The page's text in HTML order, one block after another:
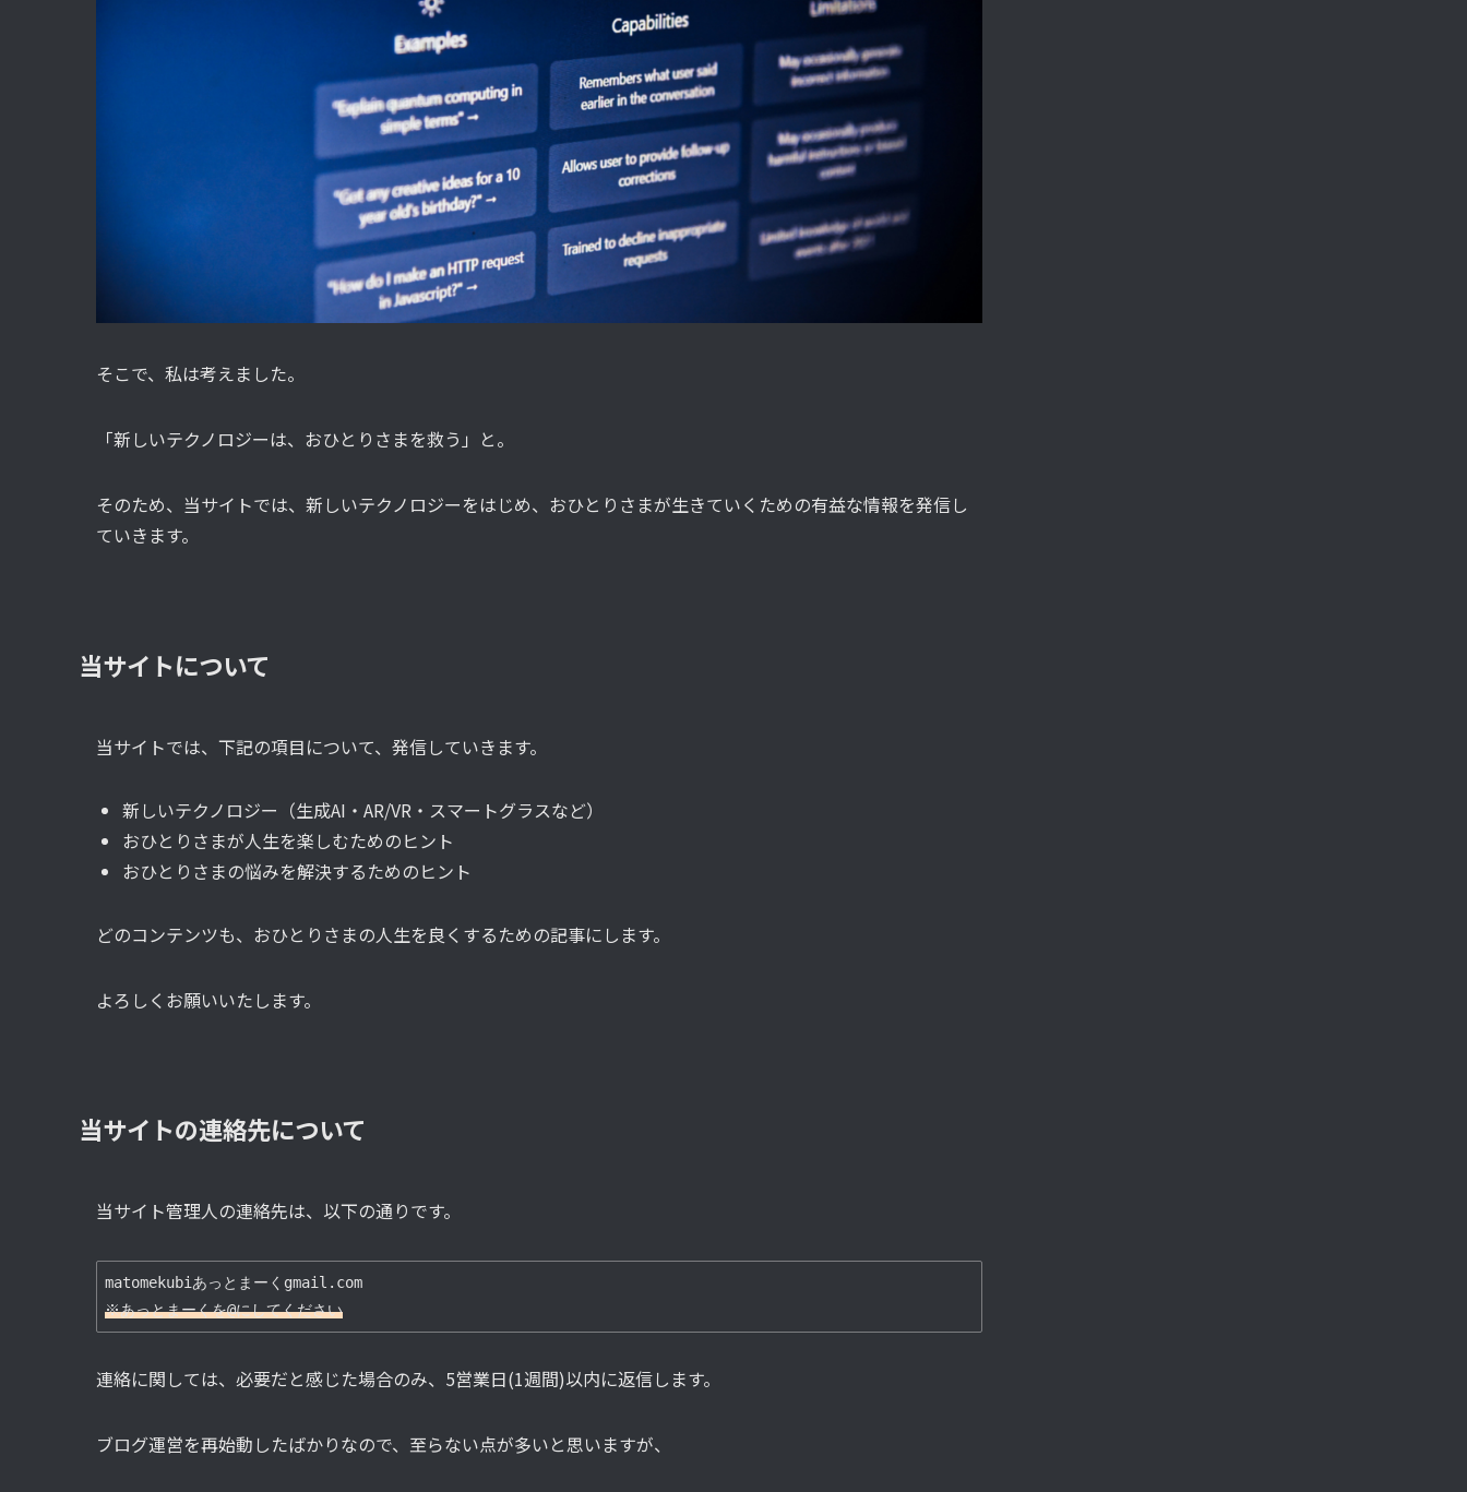
そこで、私は考えました。
「新しいテクノロジーは、おひとりさまを救う」と。
そのため、当サイトでは、新しいテクノロジーをはじめ、おひとりさまが生きていくための有益な情報を発信し
ていきます。
当サイトについて
当サイトでは、下記の項目について、発信していきます。
新しいテクノロジー（生成AI・AR/VR・スマートグラスなど）
おひとりさまが人生を楽しむためのヒント
おひとりさまの悩みを解決するためのヒント
どのコンテンツも、おひとりさまの人生を良くするための記事にします。
よろしくお願いいたします。
当サイトの連絡先について
当サイト管理人の連絡先は、以下の通りです。
※あっとまーくを@にしてください
連絡に関しては、必要だと感じた場合のみ、5営業日(1週間)以内に返信します。
ブログ運営を再始動したばかりなので、至らない点が多いと思いますが、